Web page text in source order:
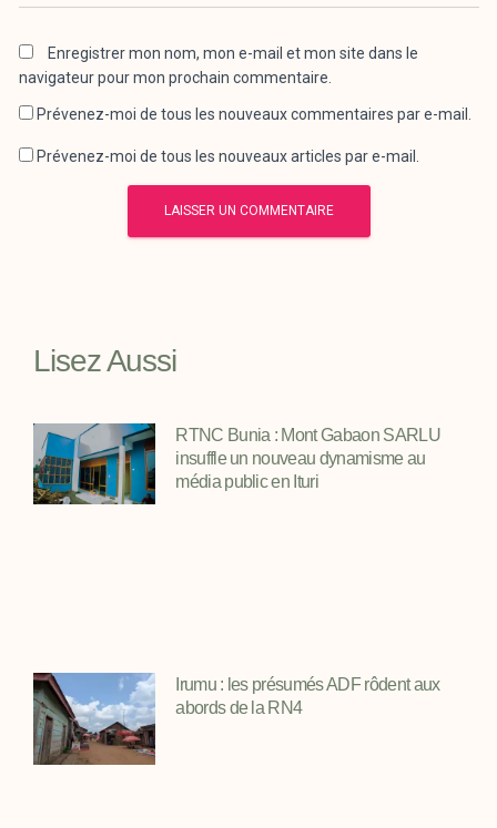
Enregistrer mon nom, mon e-mail et mon site dans le
navigateur pour mon prochain commentaire.
Prévenez-moi de tous les nouveaux commentaires par e-mail.
Prévenez-moi de tous les nouveaux articles par e-mail.
Lisez Aussi
RTNC Bunia : Mont Gabaon SARLU
insuffle un nouveau dynamisme au
média public en Ituri
Irumu : les présumés ADF rôdent aux
abords de la RN4